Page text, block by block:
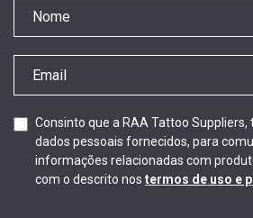
Consinto que a RAA Tattoo
dados pessoais fornecidos, para
informações relacionadas com
com o descrito nos termos de uso e